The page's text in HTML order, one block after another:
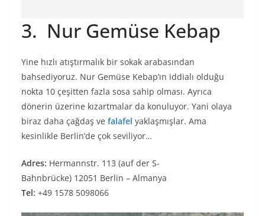
3. Nur Gemüse Kebap
Yine hızlı atıştırmalık bir sokak arabasından
bahsediyoruz. Nur Gemüse Kebap’ın iddialı olduğu
nokta 10 çeşitten fazla sosa sahip olması. Ayrıca
dönerin üzerine kızartmalar da konuluyor. Yani olaya
biraz daha çağdaş ve falafel yaklaşmışlar. Ama
kesinlikle Berlin’de çok seviliyor…
Adres: Hermannstr. 113 (auf der S-
Bahnbrücke) 12051 Berlin – Almanya
Tel: +49 1578 5098066